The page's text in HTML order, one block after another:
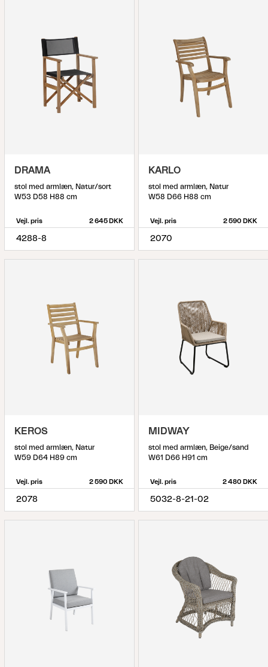
DRAMA
stol med armlæn, Natur/sort
W53 D58 H88 cm
Vejl. pris 2 645 DKK
4288-8
KARLO
stol med armlæn, Natur
W58 D66 H88 cm
Vejl. pris 2 590 DKK
2070
KEROS
stol med armlæn, Natur
W59 D64 H89 cm
Vejl. pris 2 590 DKK
2078
MIDWAY
stol med armlæn, Beige/sand
W61 D66 H91 cm
Vejl. pris 2 480 DKK
5032-8-21-02